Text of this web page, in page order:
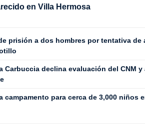
en Villa Hermosa
prisión a dos hombres por tentativa de
Carbuccia declina evaluación del CNM
campamento para cerca de 3,000 niños